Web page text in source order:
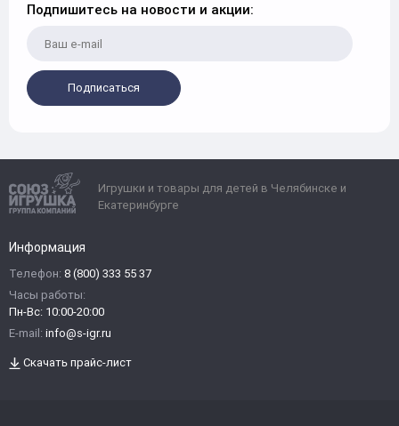
Подпишитесь на новости и акции:
Подписаться
Игрушки и товары для детей в Челябинске и
Екатеринбурге
Информация
Телефон: 8 (800) 333 55 37
Часы работы:
Пн-Вс: 10:00-20:00
E-mail: info@s-igr.ru
Скачать прайс-лист